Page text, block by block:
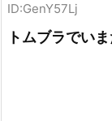
ID:GenY57Lj
トムブラでい